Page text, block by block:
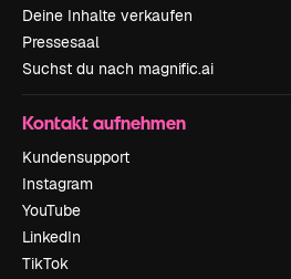
Deine Inhalte verkaufen
Pressesaal
Suchst du nach magnific.ai
Kontakt aufnehmen
Kundensupport
Instagram
YouTube
LinkedIn
TikTok